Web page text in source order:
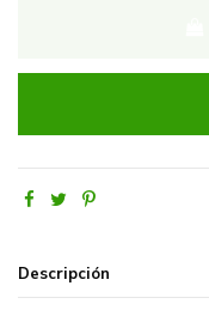
Descripción